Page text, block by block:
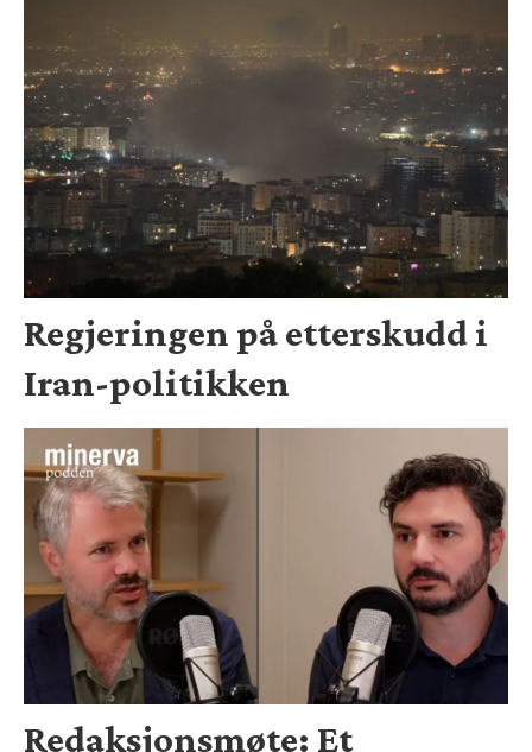
Regjeringen på etterskudd i
Iran-politikken
Redaksjonsmøte: Et